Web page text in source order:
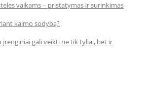
vaikams – pristatymas ir surinkimas
kaimo sodybą?
gali veikti ne tik tyliai, bet ir